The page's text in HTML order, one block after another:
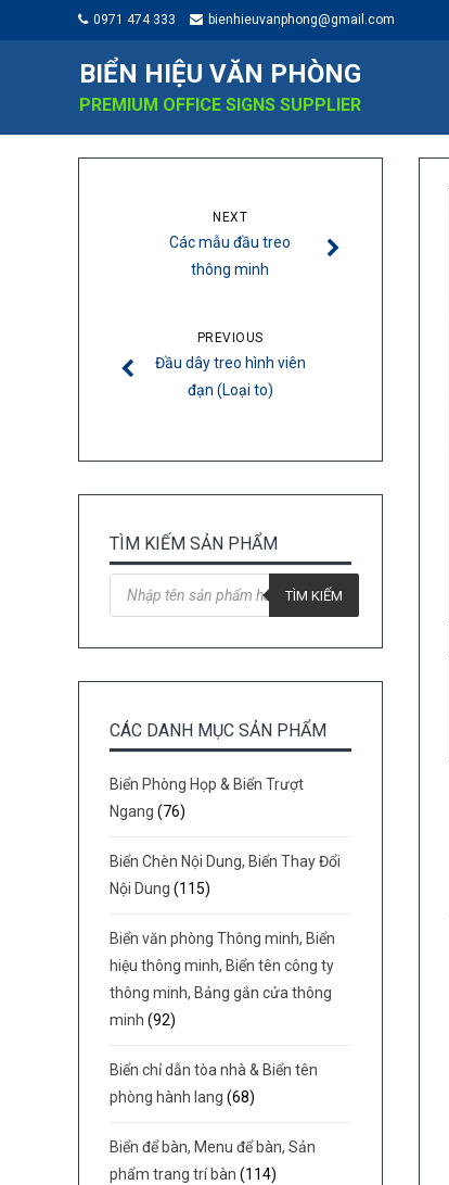
0971 474 333 bienhieuvanphong@gmail.com
BIỂN HIỆU VĂN PHÒNG
PREMIUM OFFICE SIGNS SUPPLIER
NEXT
Các mẫu đầu treo
thông minh
PREVIOUS
Đầu dây treo hình viên
đạn (Loại to)
TÌM KIẾM SẢN PHẨM
Tìm
kiếm
sản
TÌM KIẾM
CÁC DANH MỤC SẢN PHẨM
Biển Phòng Họp & Biển Trượt
Ngang (76)
Biển Chèn Nội Dung, Biển Thay Đổi
Nội Dung (115)
Biển văn phòng Thông minh, Biển
hiệu thông minh, Biển tên công ty
thông minh, Bảng gắn cửa thông
minh (92)
Biển chỉ dẫn tòa nhà & Biển tên
phòng hành lang (68)
Biển để bàn, Menu để bàn, Sản
phẩm trang trí bàn (114)